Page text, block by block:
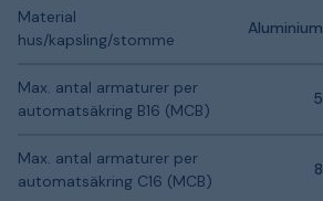
Material
hus/kapsling/stomme
Aluminium
Max. antal armaturer per
automatsäkring B16 (MCB)
5
Max. antal armaturer per
automatsäkring C16 (MCB)
8